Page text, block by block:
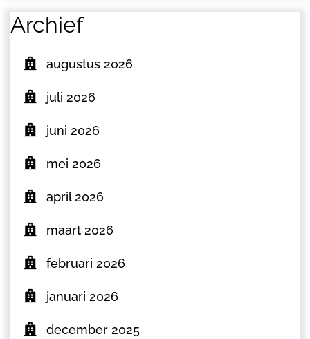
Archief
augustus 2026
juli 2026
juni 2026
mei 2026
april 2026
maart 2026
februari 2026
januari 2026
december 2025